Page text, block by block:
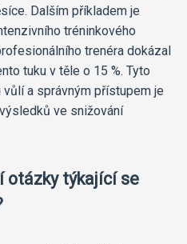
Dalším příkladem je
tréninkového
trenéra dokázal
tuku v těle o 15 %. Tyto
a správným přístupem je
ve snižování
otázky týkající se